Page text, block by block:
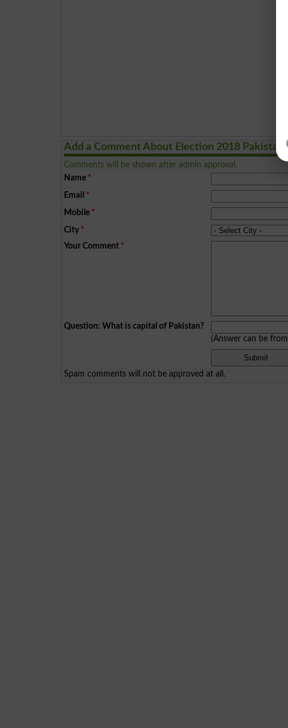
Add a Comment About Election 2018 Pakistan
Comments will be shown after admin approval.
Name *
Email *
Mobile *
City *
Your Comment *
Question: What is capital of Pakistan?
(Answer can be from
Spam comments will not be approved at all.